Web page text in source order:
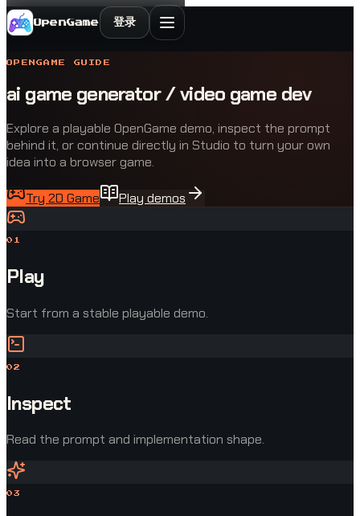
OpenGame 登录
OPENGAME GUIDE
ai game generator / video game dev
Explore a playable OpenGame demo, inspect the prompt
behind it, or continue directly in Studio to turn your own
idea into a browser game.
Try 2D Game Play demos
0 1
Play
Start from a stable playable demo.
02
Inspect
Read the prompt and implementation shape.
03